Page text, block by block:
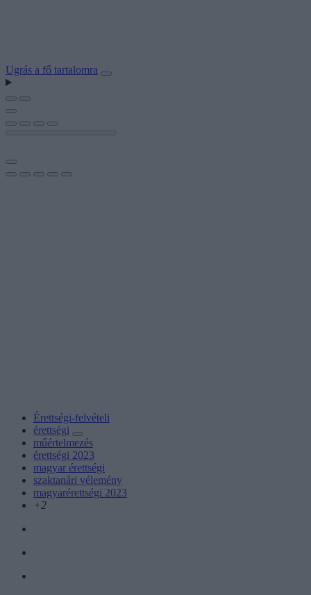
Ugrás a fő tartalomra
Érettségi-felvételi
érettségi
műértelmezés
érettségi 2023
magyar érettségi
szaktanári vélemény
magyarérettségi 2023
+2